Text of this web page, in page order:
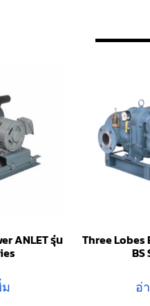
ANLET รุ่น Three Lobes
BS
อ่